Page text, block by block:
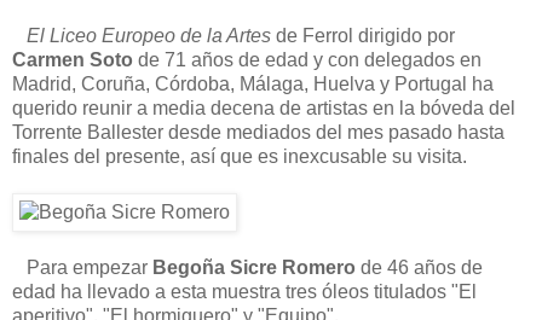
El Liceo Europeo de la Artes de Ferrol dirigido por
Carmen Soto de 71 años de edad y con delegados en
Madrid, Coruña, Córdoba, Málaga, Huelva y Portugal ha
querido reunir a media decena de artistas en la bóveda del
Torrente Ballester desde mediados del mes pasado hasta
finales del presente, así que es inexcusable su visita.
Para empezar Begoña Sicre Romero de 46 años de
edad ha llevado a esta muestra tres óleos titulados "El